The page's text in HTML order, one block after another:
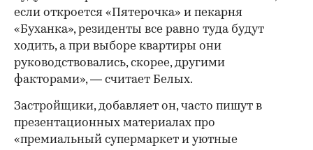
если откроется «Пятерочка» и пекарня
«Буханка», резиденты все равно туда будут
ходить, а при выборе квартиры они
руководствовались, скорее, другими
факторами», — считает Белых.
Застройщики, добавляет он, часто пишут в
презентационных материалах про
«премиальный супермаркет и уютные